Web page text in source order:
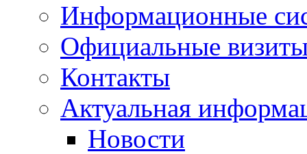
Информационные
Официальные
Контакты
Актуальная
Новости